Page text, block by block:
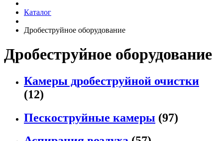
Каталог
Дробеструйное оборудование
Дробеструйное оборудование
Камеры дробеструйной очистки
(12)
Пескоструйные камеры (97)